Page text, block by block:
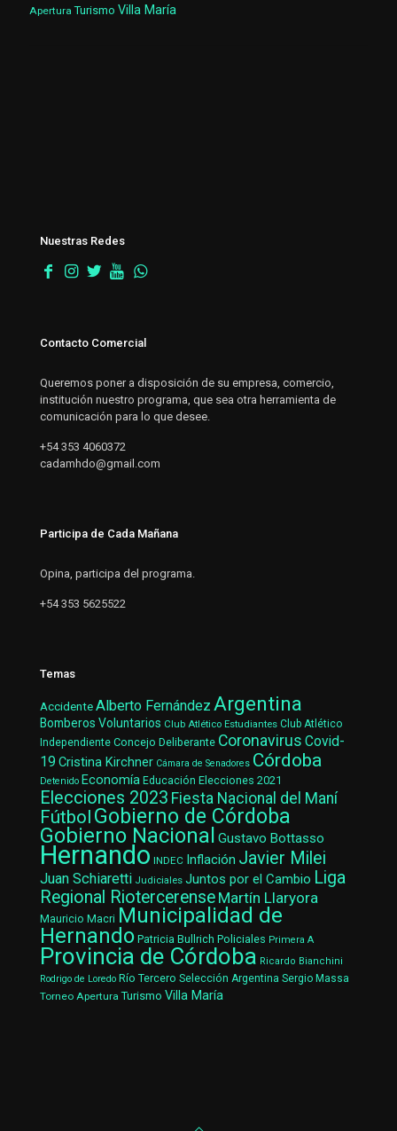
Apertura Turismo Villa María
Nuestras Redes
Contacto Comercial
Queremos poner a disposición de su empresa, comercio,
institución nuestro programa, que sea otra herramienta de
comunicación para lo que desee.
+54 353 4060372
cadamhdo@gmail.com
Participa de Cada Mañana
Opina, participa del programa.
+54 353 5625522
Temas
AccidenteAlberto Fernández Argentina
Bomberos Voluntarios Club Atlético Estudiantes Club Atlético
Independiente Concejo Deliberante Coronavirus Covid-
19 Cristina Kirchner Cámara de Senadores Córdoba
Detenido Economía Educación Elecciones 2021
Elecciones 2023 Fiesta Nacional del Maní
Fútbol Gobierno de Córdoba
Gobierno Nacional Gustavo Bottasso
Hernando INDEC Inflación Javier Milei
Juan Schiaretti Judiciales Juntos por el Cambio Liga
Regional Riotercerense Martín Llaryora
Mauricio Macri Municipalidad de
Hernando Patricia Bullrich Policiales Primera A
Provincia de Córdoba Ricardo Bianchini
Rodrigo de Loredo Río Tercero Selección Argentina Sergio Massa
Torneo Apertura Turismo Villa María